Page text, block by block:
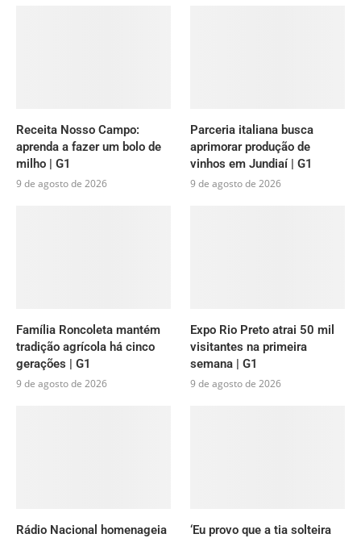
Receita Nosso Campo:
aprenda a fazer um bolo de
milho | G1
9 de agosto de 2026
Parceria italiana busca
aprimorar produção de
vinhos em Jundiaí | G1
9 de agosto de 2026
Família Roncoleta mantém
tradição agrícola há cinco
gerações | G1
9 de agosto de 2026
Expo Rio Preto atrai 50 mil
visitantes na primeira
semana | G1
9 de agosto de 2026
Rádio Nacional homenageia
‘Eu provo que a tia solteira